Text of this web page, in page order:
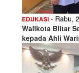
EDUKASI - Rabu,
Walikota Blitar
kepada Ahli